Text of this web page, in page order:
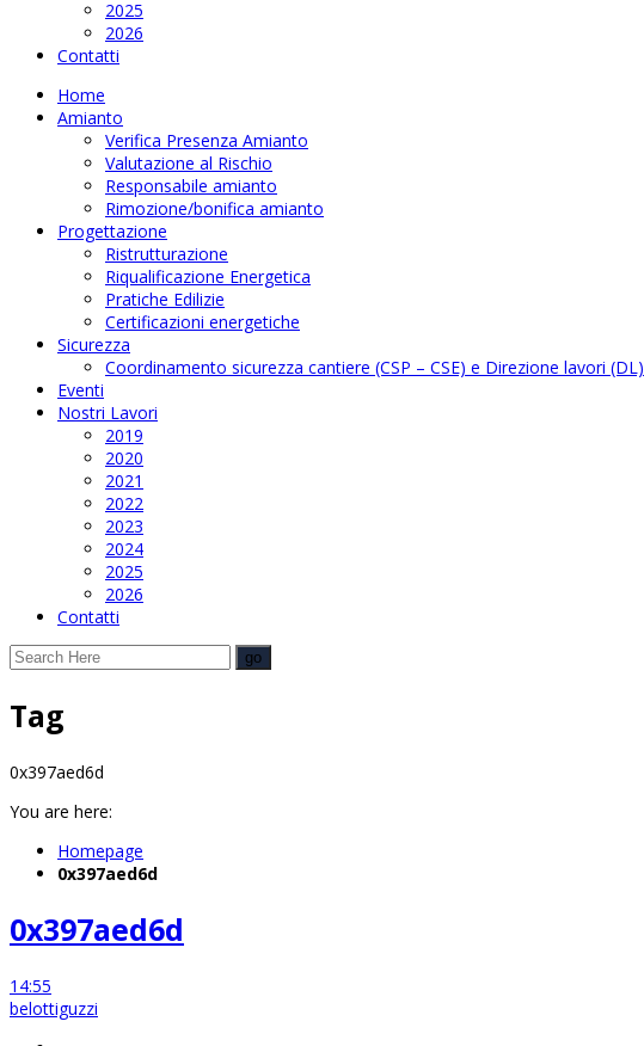
2025
2026
Contatti
Home
Amianto
Verifica Presenza Amianto
Valutazione al Rischio
Responsabile amianto
Rimozione/bonifica amianto
Progettazione
Ristrutturazione
Riqualificazione Energetica
Pratiche Edilizie
Certificazioni energetiche
Sicurezza
Coordinamento sicurezza cantiere (CSP – CSE) e Direzione lavori (DL)
Eventi
Nostri Lavori
2019
2020
2021
2022
2023
2024
2025
2026
Contatti
Tag
0x397aed6d
You are here:
Homepage
0x397aed6d
0x397aed6d
14:55
belottiguzzi